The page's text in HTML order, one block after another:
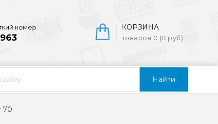
Найти
КОРЗИНА
товаров 0 (0 руб)
номер
963
70